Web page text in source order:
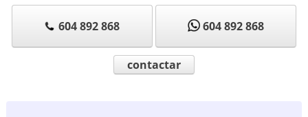
604 892 868 604 892 868
contactar